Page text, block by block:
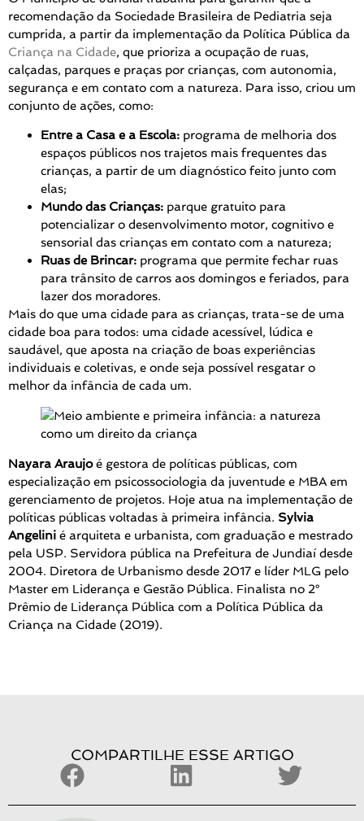
recomendação da Sociedade Brasileira de Pediatria seja
cumprida, a partir da implementação da Política Pública da
Criança na Cidade, que prioriza a ocupação de ruas,
calçadas, parques e praças por crianças, com autonomia,
segurança e em contato com a natureza. Para isso, criou um
conjunto de ações, como:
Entre a Casa e a Escola: programa de melhoria dos
espaços públicos nos trajetos mais frequentes das
crianças, a partir de um diagnóstico feito junto com
elas;
Mundo das Crianças: parque gratuito para
potencializar o desenvolvimento motor, cognitivo e
sensorial das crianças em contato com a natureza;
Ruas de Brincar: programa que permite fechar ruas
para trânsito de carros aos domingos e feriados, para
lazer dos moradores.
Mais do que uma cidade para as crianças, trata-se de uma
cidade boa para todos: uma cidade acessível, lúdica e
saudável, que aposta na criação de boas experiências
individuais e coletivas, e onde seja possível resgatar o
melhor da infância de cada um.
Nayara Araujoé gestora de políticas públicas, com
especialização em psicossociologia da juventude e MBA em
gerenciamento de projetos. Hoje atua na implementação de
políticas públicas voltadas à primeira infância. Sylvia
Angelini é arquiteta e urbanista, com graduação e mestrado
pela USP. Servidora pública na Prefeitura de Jundiaí desde
2004. Diretora de Urbanismo desde 2017 e líder MLG pelo
Master em Liderança e Gestão Pública. Finalista no 2°
Prêmio de Liderança Pública com a Política Pública da
Criança na Cidade (2019).
COMPARTILHE ESSE ARTIGO